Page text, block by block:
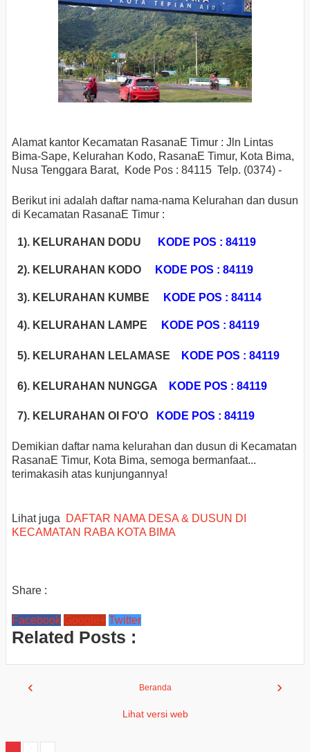
Alamat kantor Kecamatan RasanaE Timur : Jln Lintas
Bima-Sape, Kelurahan Kodo, RasanaE Timur, Kota Bima,
Nusa Tenggara Barat, Kode Pos : 84115 Telp. (0374) -
Berikut ini adalah daftar nama-nama Kelurahan dan dusun
di Kecamatan RasanaE Timur :
1). KELURAHAN DODU KODE POS : 84119
2). KELURAHAN KODO KODE POS : 84119
3). KELURAHAN KUMBE KODE POS : 84114
4). KELURAHAN LAMPE KODE POS : 84119
5). KELURAHAN LELAMASE KODE POS : 84119
6). KELURAHAN NUNGGA KODE POS : 84119
7). KELURAHAN OI FO'O KODE POS : 84119
Demikian daftar nama kelurahan dan dusun di Kecamatan
RasanaE Timur, Kota Bima, semoga bermanfaat...
terimakasih atas kunjungannya!
Lihat juga
DAFTAR NAMA DESA & DUSUN DI
KECAMATAN RABA KOTA BIMA
Share :
Facebook Google+ Twitter
Related Posts :
‹ ›
Beranda
Lihat versi web